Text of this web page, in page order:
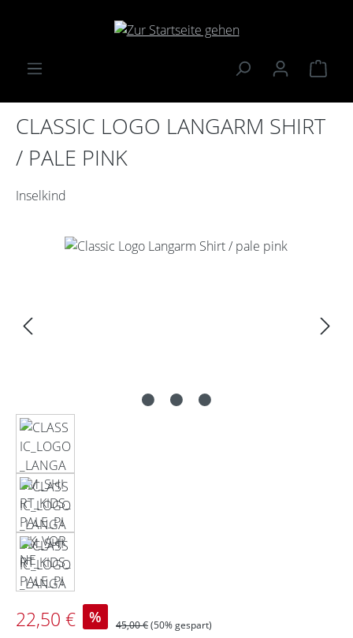
Zum Hauptinhalt springen
CLASSIC LOGO LANGARM SHIRT
/ PALE PINK
Inselkind
Bildergalerie überspringen
Verkaufspreis:
22,50 € % Regulärer Preis:
45,00 €(50% gespart)